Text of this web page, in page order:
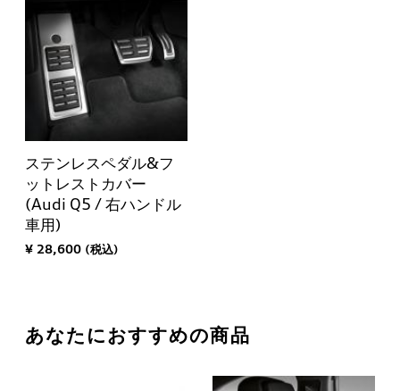
ステンレスペダル&フ
ットレストカバー
(Audi Q5 / 右ハンドル
車用)
¥ 28,600 (税込)
あなたにおすすめの商品